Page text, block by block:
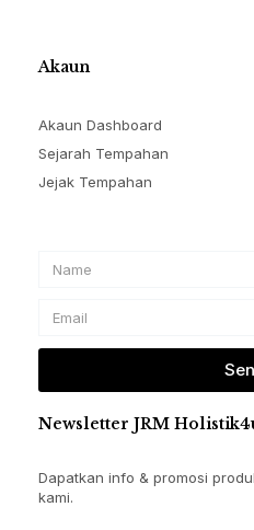
Akaun
Akaun Dashboard
Sejarah Tempahan
Jejak Tempahan
Name
Email
Newsletter JRM
Dapatkan info & promosi
kami.